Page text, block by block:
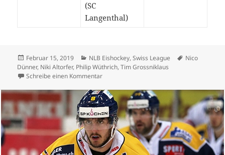
(SC
Langenthal)
Veröffentlicht
am
Februar 15, 2019 Kategorien
NLB Eishockey,Swiss League Schlagwörter
Nico
Dünner, Niki Altorfer, Philip Wüthrich,Tim Grossniklaus
Schreibe einen Kommentarzu SCL erobert Rang vier – Olten zwei